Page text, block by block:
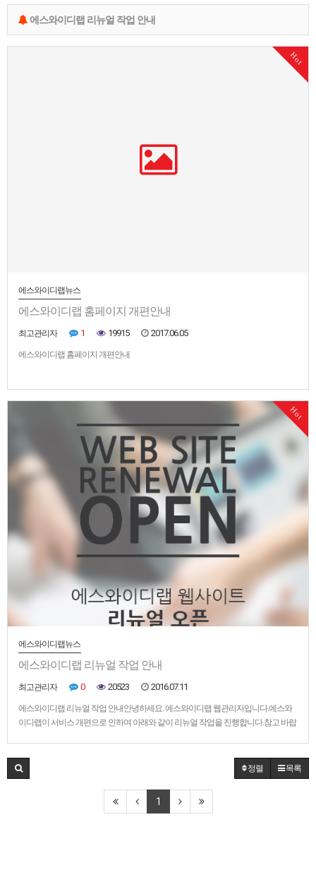
에스와이디랩 리뉴얼 작업 안내
Hot
에스와이디랩뉴스
에스와이디랩 홈페이지 개편안내
최고관리자 1 19915 2017.06.05
에스와이디랩 홈페이지 개편안내
Hot
에스와이디랩뉴스
에스와이디랩 리뉴얼 작업 안내
최고관리자 0 20523 2016.07.11
에스와이디랩 리뉴얼 작업 안내안녕하세요. 에스와이디랩 웹관리자입니다.에스와
이디랩이 서비스 개편으로 인하여 아래와 같이 리뉴얼 작업을 진행합니다.참고 바랍
정렬
목록
1